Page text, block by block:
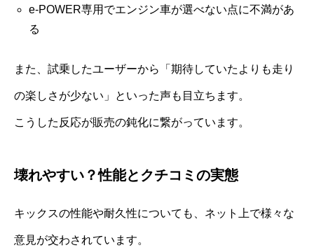
e-POWER専用でエンジン車が選べない点に不満があ
る
また、試乗したユーザーから「期待していたよりも走り
の楽しさが少ない」といった声も目立ちます。
こうした反応が販売の鈍化に繋がっています。
壊れやすい？性能とクチコミの実態
キックスの性能や耐久性についても、ネット上で様々な
意見が交わされています。